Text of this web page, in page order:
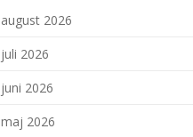
august 2026
juli 2026
juni 2026
maj 2026